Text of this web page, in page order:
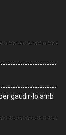
gaudir-lo amb